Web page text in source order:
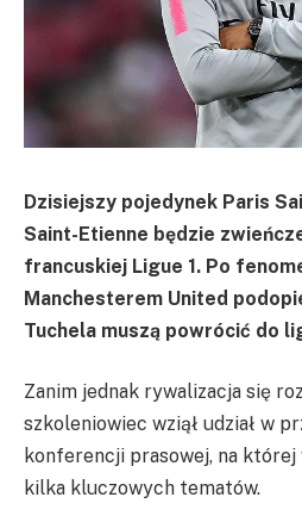
Dzisiejszy pojedynek Paris
Saint-Etienne będzie
francuskiej Ligue 1. Po
Manchesterem United
Tuchela muszą powrócić do
Zanim jednak rywalizacja się
szkoleniowiec wziął udział w
konferencji prasowej, na której
kilka kluczowych tematów.